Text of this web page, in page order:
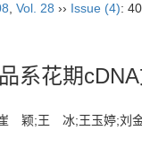
Vol. 28 ›› Issue (4):
系花期
颖;王 冰;王玉婷;刘金